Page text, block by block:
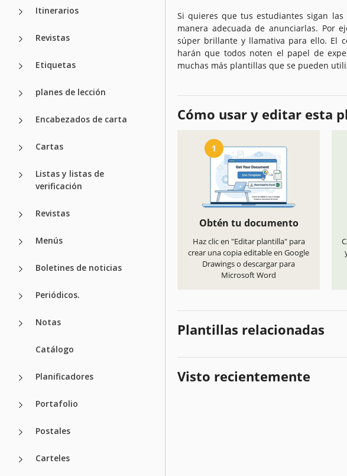
Itinerarios
Revistas
Etiquetas
planes de lección
Encabezados de carta
Cartas
Listas y listas de
verificación
Revistas
Menús
Boletines de noticias
Periódicos.
Notas
Catálogo
Planificadores
Portafolio
Postales
Carteles
Si quieres que tus estudiantes sigan
manera adecuada de anunciarlas. Por
súper brillante y llamativa para ello. El
harán que todos noten el papel de
muchas más plantillas que se pueden
Cómo usar y editar esta
1
Obtén tu documento
Haz clic en "Editar plantilla" para
crear una copia editable en Google
Drawings o descargar para
Microsoft Word
Plantillas relacionadas
Visto recientemente